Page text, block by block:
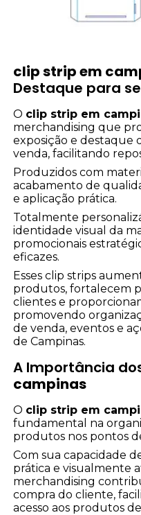
clip strip em
Destaque para
O clip strip em
merchandising que
exposição e destaque
venda, facilitando
Produzidos com
acabamento de
e aplicação prática.
Totalmente
identidade visual da
promocionais
eficazes.
Esses clip strips
produtos, fortalecem
clientes e
promovendo
de venda, eventos e
de Campinas.
A Importância
campinas
O clip strip em
fundamental na
produtos nos pontos
Com sua capacidade
prática e visualmente
merchandising
compra do cliente,
acesso aos produtos